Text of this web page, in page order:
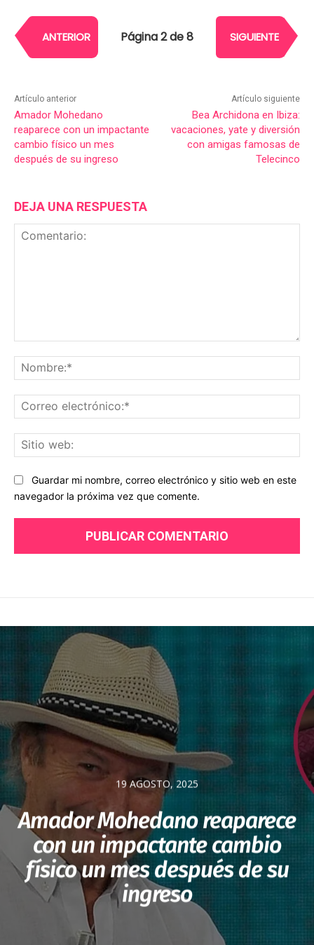
ANTERIOR Página 2 de 8 SIGUIENTE
Artículo anterior
Amador Mohedano
reaparece con un impactante
cambio físico un mes
después de su ingreso
Artículo siguiente
Bea Archidona en Ibiza:
vacaciones, yate y diversión
con amigas famosas de
Telecinco
DEJA UNA RESPUESTA
Guardar mi nombre, correo electrónico y sitio web en este
navegador la próxima vez que comente.